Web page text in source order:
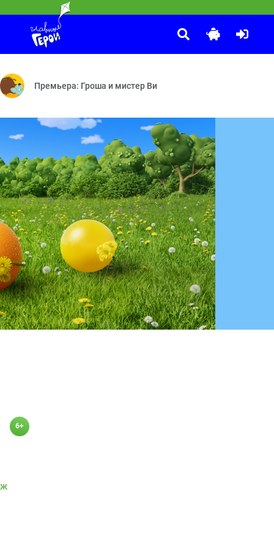
— До чего дошёл прогресс! — Выше неба — Парк Чудес
Смешарики
Ёжик и здоровье — Скверная примета — Космическая
Премьера: Гроша и мистер Ви
6+